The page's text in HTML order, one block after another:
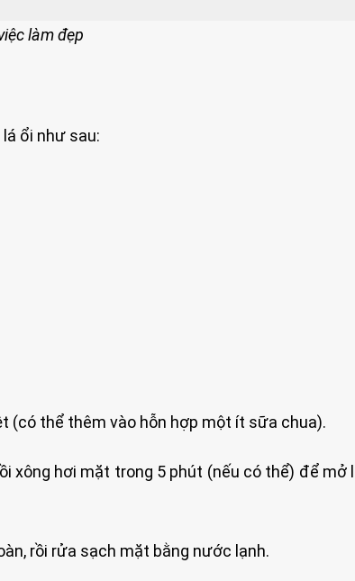
làm đẹp
ổi như sau:
(có thể thêm vào hỗn hợp một ít sữa chua).
xông hơi mặt trong 5 phút (nếu có thể) để mở
rồi rửa sạch mặt bằng nước lạnh.